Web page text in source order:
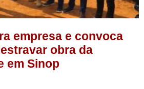
empresa e convoca
obra da
em Sinop